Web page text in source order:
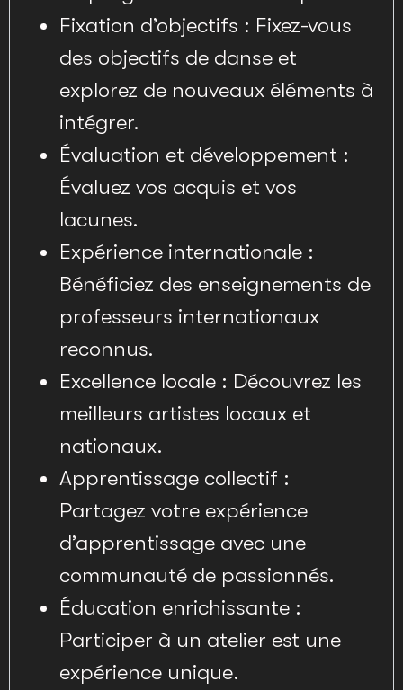
Fixation d’objectifs : Fixez-vous
des objectifs de danse et
explorez de nouveaux éléments à
intégrer.
Évaluation et développement :
Évaluez vos acquis et vos
lacunes.
Expérience internationale :
Bénéficiez des enseignements de
professeurs internationaux
reconnus.
Excellence locale : Découvrez les
meilleurs artistes locaux et
nationaux.
Apprentissage collectif :
Partagez votre expérience
d’apprentissage avec une
communauté de passionnés.
Éducation enrichissante :
Participer à un atelier est une
expérience unique.